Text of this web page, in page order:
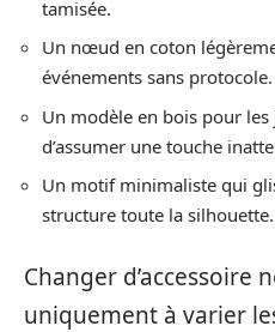
tamisée.
Un nœud en coton
événements sans protocole.
Un modèle en bois pour
d’assumer une touche
Un motif minimaliste qui
structure toute la silhouette.
Changer d’accessoire
uniquement à varier